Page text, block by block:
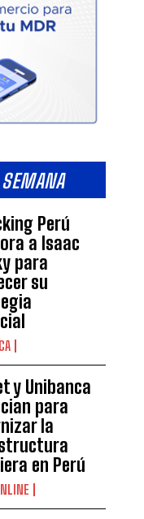
Perú
a Isaac
para
su
y Unibanca
para
la
en Perú